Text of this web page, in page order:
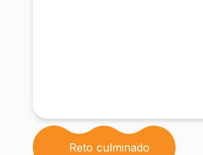
Reto culminado